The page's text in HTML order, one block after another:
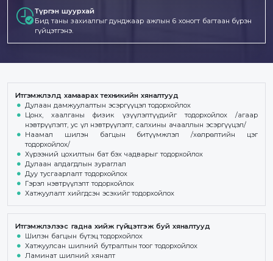
Түргэн шуурхай
Бид таны захиалгыг дунджаар ажлын 6 хоногт багтаан бүрэн
гүйцэтгэнэ.
Итгэмжлэлд хамаарах техникийн хяналтууд
Дулаан дамжуулалтын эсэргүүцэл тодорхойлох
Цонх, хаалганы физик үзүүлэлтүүдийг тодорхойлох /агаар
нэвтрүүлэлт, ус үл нэвтрүүлэлт, салхины ачааллын эсэргүүцэл/
Наамал шилэн багцын битүүмжлэл /хөлрөлтийн цэг
тодорхойлох/
Хүрээний цохилтын бат бэх чадварыг тодорхойлох
Дулаан алдагдлын зураглал
Дуу тусгаарлалт тодорхойлох
Гэрэл нэвтрүүлэлт тодорхойлох
Хатжуулалт хийгдсэн эсэхийг тодорхойлох
Итгэмжлэлээс гадна хийж гүйцэтгэж буй хяналтууд
Шилэн багцын бүтэц тодорхойлох
Хатжуулсан шилний бутралтын тоог тодорхойлох
Ламинат шилний хяналт